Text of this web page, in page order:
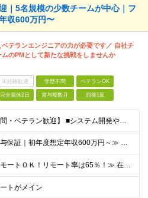
｜5名規模の少数チームが中心｜フ
収600万円〜
ベテランエンジニアの力が必要です／ 自社チ
ムのPMとして新たな挑戦をしませんか
未経験歓迎 学歴不問 ベテランOK
完全週休2日 賞与複数月 面接1回
【年齢不問・ベテラン歓迎】 ■システム開発やインフラの実務経験をお持ちの方（言語・工程・年数不問） ■学歴不問 ≪こんな方はぜひご応募ください≫ □SE経験を積んだがリーダー・PLのポジションがない
≪前職給与保証｜初年度想定年収600万円～≫ 月給45万円以上＋決算賞与＋交通費 ※スキル・経験を考慮の上、優遇します ※上記月給には固定残業代月20時間分(5万1000円以上)を含みます。超過し
≪フルリモートＯＫ！リモート率は65％！≫ 在宅勤務または東京・神奈川・埼玉・千葉のお客様先での勤務 ■本社 東京都港区芝2-22-15 STKビル 1F (変更の範囲)上記を除く当社関連勤務地
トがメイン